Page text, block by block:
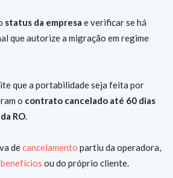
status da empresa e verificar se há
que autorize a migração em regime
que a portabilidade seja feita por
o contrato cancelado até 60 dias
RO.
decancelamento partiu da operadora,
ou do próprio cliente.